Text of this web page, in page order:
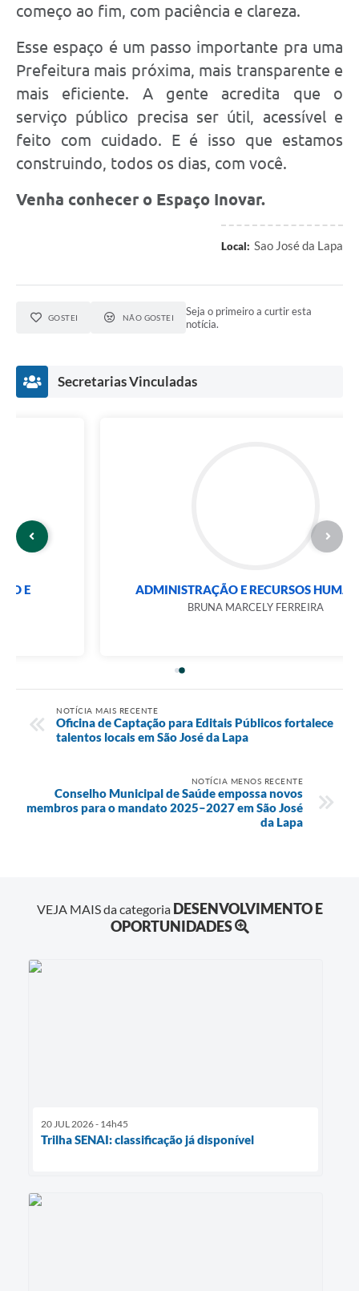
começo ao fim, com paciência e clareza.
Esse espaço é um passo importante pra uma
Prefeitura mais próxima, mais transparente e
mais eficiente. A gente acredita que o
serviço público precisa ser útil, acessível e
feito com cuidado. E é isso que estamos
construindo, todos os dias, com você.
Venha conhecer o Espaço Inovar.
Local: Sao José da Lapa
GOSTEI NÃO GOSTEI
Seja o primeiro a curtir esta
notícia.
Secretarias Vinculadas
ADMINISTRAÇÃO E RECURSOS HUMANOS
BRUNA MARCELY FERREIRA
NOTÍCIA MAIS RECENTE
Oficina de Captação para Editais Públicos fortalece
talentos locais em São José da Lapa
NOTÍCIA MENOS RECENTE
Conselho Municipal de Saúde empossa novos
membros para o mandato 2025–2027 em São José
da Lapa
VEJA MAIS da categoria DESENVOLVIMENTO E
OPORTUNIDADES
20 JUL 2026 - 14h45
Trilha SENAI: classificação já disponível